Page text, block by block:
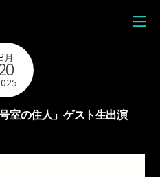
月
室の住人」ゲスト生出演